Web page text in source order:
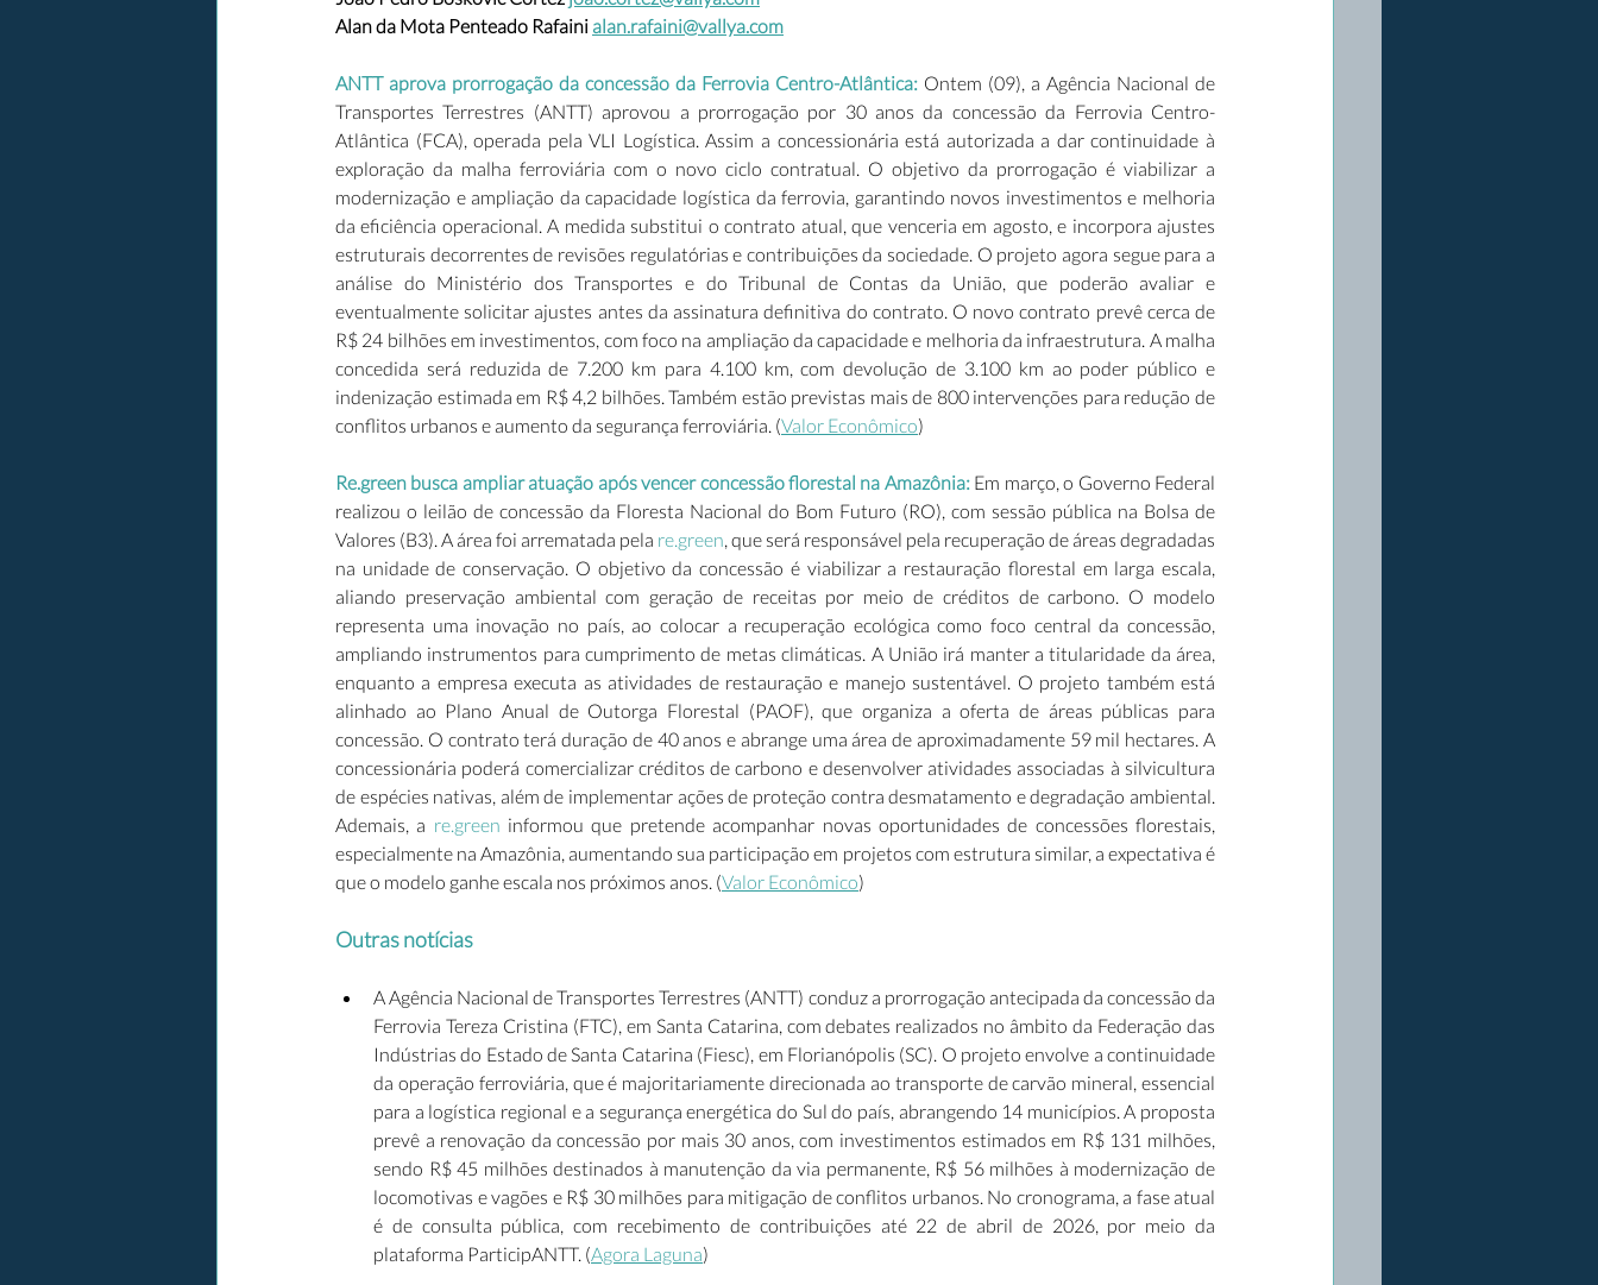
Alan da Mota Penteado Rafaini alan.rafaini@vallya.com
ANTT aprova prorrogação da concessão da Ferrovia Centro-Atlântica: Ontem (09), a Agência Nacional de
Transportes Terrestres (ANTT) aprovou a prorrogação por 30 anos da concessão da Ferrovia Centro-
Atlântica (FCA), operada pela VLI Logística. Assim a concessionária está autorizada a dar continuidade à
exploração da malha ferroviária com o novo ciclo contratual. O objetivo da prorrogação é viabilizar a
modernização e ampliação da capacidade logística da ferrovia, garantindo novos investimentos e melhoria
da eficiência operacional. A medida substitui o contrato atual, que venceria em agosto, e incorpora ajustes
estruturais decorrentes de revisões regulatórias e contribuições da sociedade. O projeto agora segue para a
análise do Ministério dos Transportes e do Tribunal de Contas da União, que poderão avaliar e
eventualmente solicitar ajustes antes da assinatura definitiva do contrato. O novo contrato prevê cerca de
R$ 24 bilhões em investimentos, com foco na ampliação da capacidade e melhoria da infraestrutura. A malha
concedida será reduzida de 7.200 km para 4.100 km, com devolução de 3.100 km ao poder público e
indenização estimada em R$ 4,2 bilhões. Também estão previstas mais de 800 intervenções para redução de
conflitos urbanos e aumento da segurança ferroviária. (Valor Econômico)
Re.green busca ampliar atuação após vencer concessão florestal na Amazônia: Em março, o Governo Federal
realizou o leilão de concessão da Floresta Nacional do Bom Futuro (RO), com sessão pública na Bolsa de
Valores (B3). A área foi arrematada pela re.green, que será responsável pela recuperação de áreas degradadas
na unidade de conservação. O objetivo da concessão é viabilizar a restauração florestal em larga escala,
aliando preservação ambiental com geração de receitas por meio de créditos de carbono. O modelo
representa uma inovação no país, ao colocar a recuperação ecológica como foco central da concessão,
ampliando instrumentos para cumprimento de metas climáticas. A União irá manter a titularidade da área,
enquanto a empresa executa as atividades de restauração e manejo sustentável. O projeto também está
alinhado ao Plano Anual de Outorga Florestal (PAOF), que organiza a oferta de áreas públicas para
concessão. O contrato terá duração de 40 anos e abrange uma área de aproximadamente 59 mil hectares. A
concessionária poderá comercializar créditos de carbono e desenvolver atividades associadas à silvicultura
de espécies nativas, além de implementar ações de proteção contra desmatamento e degradação ambiental.
Ademais, a re.green informou que pretende acompanhar novas oportunidades de concessões florestais,
especialmente na Amazônia, aumentando sua participação em projetos com estrutura similar, a expectativa é
que o modelo ganhe escala nos próximos anos. (Valor Econômico)
Outras notícias
A Agência Nacional de Transportes Terrestres (ANTT) conduz a prorrogação antecipada da concessão da
Ferrovia Tereza Cristina (FTC), em Santa Catarina, com debates realizados no âmbito da Federação das
Indústrias do Estado de Santa Catarina (Fiesc), em Florianópolis (SC). O projeto envolve a continuidade
da operação ferroviária, que é majoritariamente direcionada ao transporte de carvão mineral, essencial
para a logística regional e a segurança energética do Sul do país, abrangendo 14 municípios. A proposta
prevê a renovação da concessão por mais 30 anos, com investimentos estimados em R$ 131 milhões,
sendo R$ 45 milhões destinados à manutenção da via permanente, R$ 56 milhões à modernização de
locomotivas e vagões e R$ 30 milhões para mitigação de conflitos urbanos. No cronograma, a fase atual
é de consulta pública, com recebimento de contribuições até 22 de abril de 2026, por meio da
plataforma ParticipANTT. (Agora Laguna)